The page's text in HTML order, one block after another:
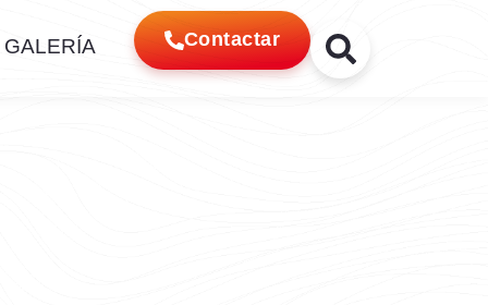
GALERÍA Contactar